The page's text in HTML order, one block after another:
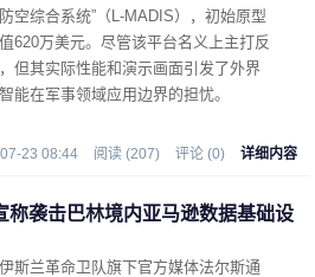
空综合系统”（L-MADIS），初始原型
620万美元。尽管该平台名义上主打反
但其实际性能和演示画面引发了外界
能在军事领域应用边界的担忧。
23 08:44 阅读 (207) 评论 (0) 详细内容
称袭击巴林境内亚马逊数据基础设
斯兰革命卫队旗下官方媒体法尔斯通